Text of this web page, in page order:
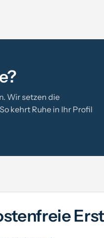
Wir setzen die
kehrt Ruhe in Ihr Profil